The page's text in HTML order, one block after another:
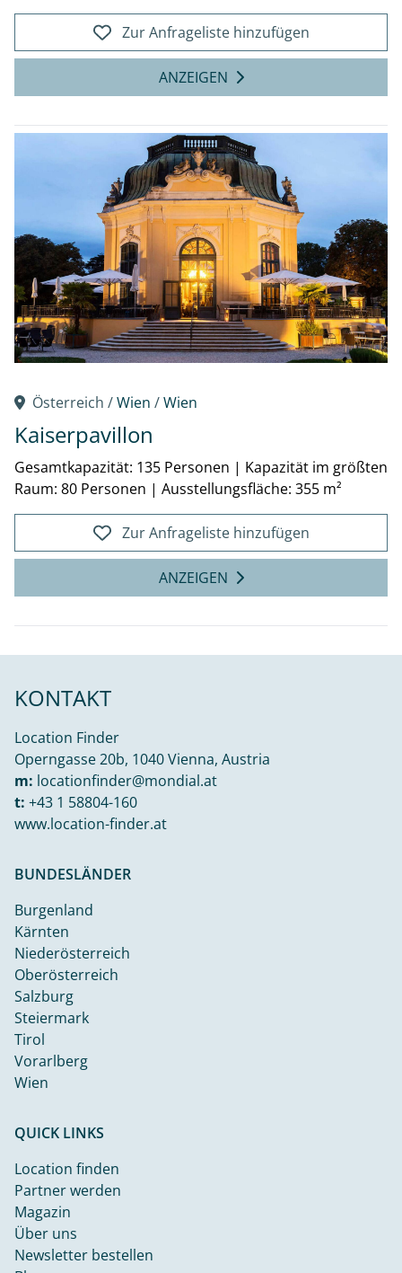
Zur Anfrageliste hinzufügen
ANZEIGEN
Österreich /Wien /Wien
Kaiserpavillon
Gesamtkapazität: 135 Personen | Kapazität im größten
Raum: 80 Personen | Ausstellungsfläche: 355 m²
Zur Anfrageliste hinzufügen
ANZEIGEN
KONTAKT
Location Finder
Operngasse 20b, 1040 Vienna, Austria
m: locationfinder@mondial.at
t: +43 1 58804-160
www.location-finder.at
BUNDESLÄNDER
Burgenland
Kärnten
Niederösterreich
Oberösterreich
Salzburg
Steiermark
Tirol
Vorarlberg
Wien
QUICK LINKS
Location finden
Partner werden
Magazin
Über uns
Newsletter bestellen